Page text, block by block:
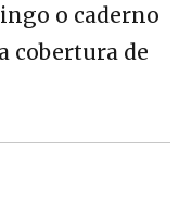
o caderno
cobertura de